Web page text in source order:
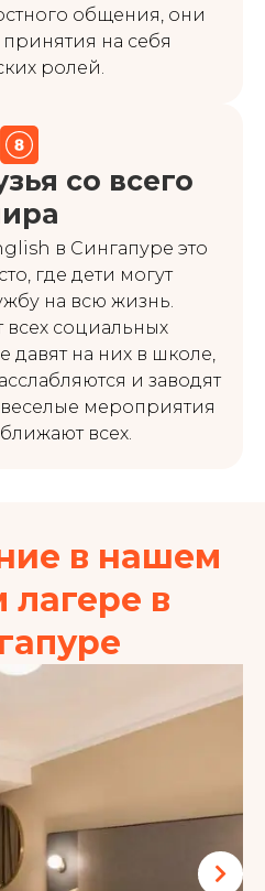
общения, они
принятия на себя
ролей.
со всего
в Сингапуре это
где дети могут
на всю жизнь.
социальных
на них в школе,
и заводят
мероприятия
всех.
в нашем
лагере в